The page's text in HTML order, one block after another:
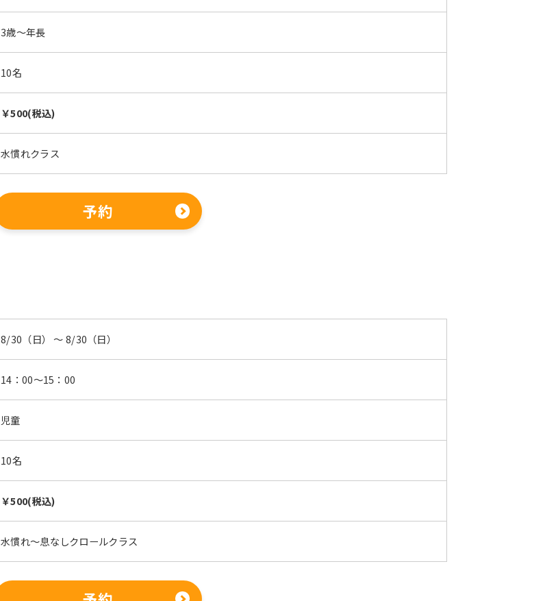
3歳～年長
10名
￥500(税込)
水慣れクラス
予約
8/30（日） 〜 8/30（日）
14：00～15：00
児童
10名
￥500(税込)
水慣れ～息なしクロールクラス